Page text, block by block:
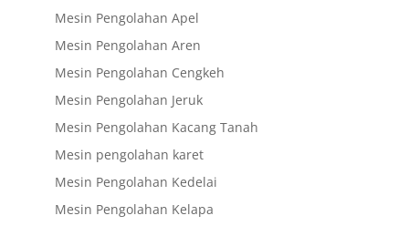
Mesin Pengolahan Apel
Mesin Pengolahan Aren
Mesin Pengolahan Cengkeh
Mesin Pengolahan Jeruk
Mesin Pengolahan Kacang Tanah
Mesin pengolahan karet
Mesin Pengolahan Kedelai
Mesin Pengolahan Kelapa